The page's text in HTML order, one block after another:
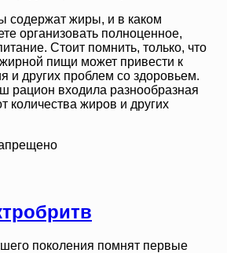
содержат жиры, и в каком
организовать полноценное,
Стоит помнить, только, что
пищи может привести к
и других проблем со здоровьем.
рацион входила разнообразная
количества жиров и других
поколения помнят первые